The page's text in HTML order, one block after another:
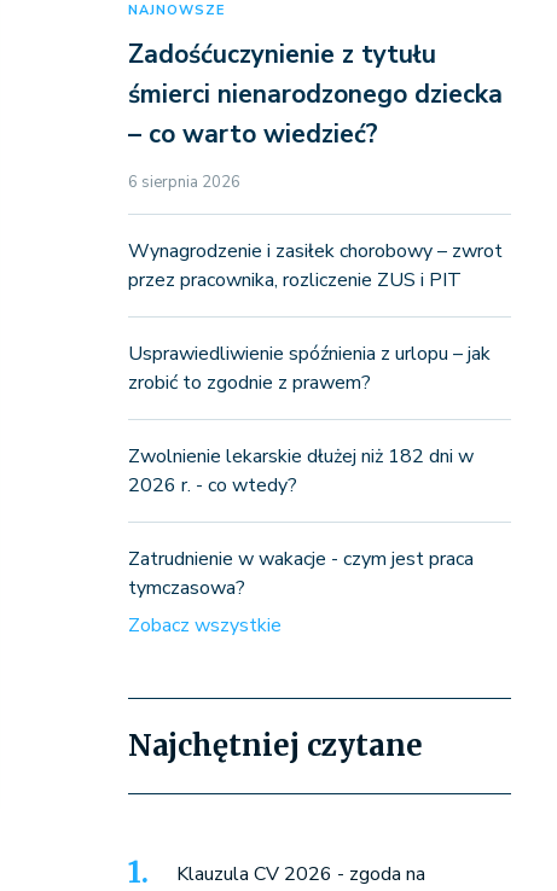
NAJNOWSZE
Zadośćuczynienie z tytułu
śmierci nienarodzonego dziecka
– co warto wiedzieć?
6 sierpnia 2026
Wynagrodzenie i zasiłek chorobowy – zwrot
przez pracownika, rozliczenie ZUS i PIT
Usprawiedliwienie spóźnienia z urlopu – jak
zrobić to zgodnie z prawem?
Zwolnienie lekarskie dłużej niż 182 dni w
2026 r. - co wtedy?
Zatrudnienie w wakacje - czym jest praca
tymczasowa?
Zobacz wszystkie
Najchętniej czytane
Klauzula CV 2026 - zgoda na